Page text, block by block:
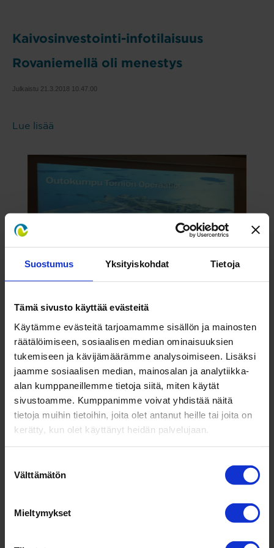
Suostumus Yksityiskohdat Tietoja
Tämä sivusto käyttää evästeitä
Käytämme evästeitä tarjoamamme sisällön ja mainosten
räätälöimiseen, sosiaalisen median ominaisuuksien
tukemiseen ja kävijämäärämme analysoimiseen. Lisäksi
jaamme sosiaalisen median, mainosalan ja analytiikka-
alan kumppaneillemme tietoja siitä, miten käytät
sivustoamme. Kumppanimme voivat yhdistää näitä
tietoja muihin tietoihin, joita olet antanut heille tai joita on
kerätty, kun olet käyttänyt heidän palvelujaan.
valinta
Välttämätön
Mieltymykset
Kaivosinvestointi-infotilaisuus
Rovaniemellä oli menestys
Julkaistu 21.3.2018 10.47.00
Lue lisää
Keskustelua kiertotalouden
hyödyntämisestä julkisen sektorin
hankinnoissa
Julkaistu 15.3.2018 9.51.00
Lue lisää